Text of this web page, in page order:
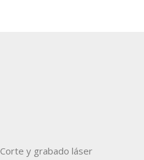
Corte y grabado láser